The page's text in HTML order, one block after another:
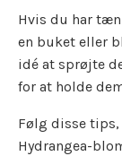
Hvis du har
en buket eller
idé at sprøjte
for at holde
Følg disse
Hydrangea-